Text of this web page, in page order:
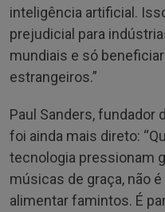
inteligência artificial.
prejudicial para
mundiais e só
estrangeiros.”
Paul Sanders, fundador
foi ainda mais direto:
tecnologia pressionam
músicas de graça, não
alimentar famintos. É